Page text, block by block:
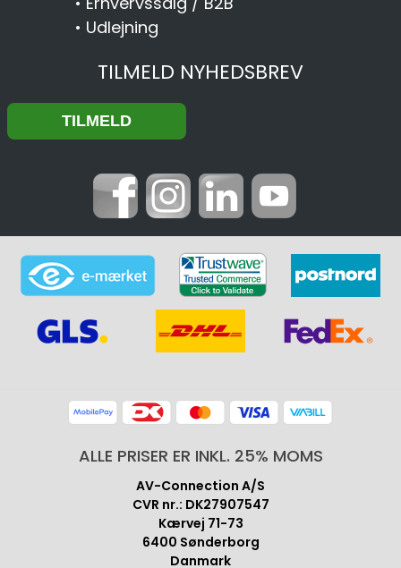
• Udlejning
TILMELD NYHEDSBREV
ALLE PRISER ER INKL. 25% MOMS
AV-Connection A/S
CVR nr.: DK27907547
Kærvej 71-73
6400 Sønderborg
Danmark